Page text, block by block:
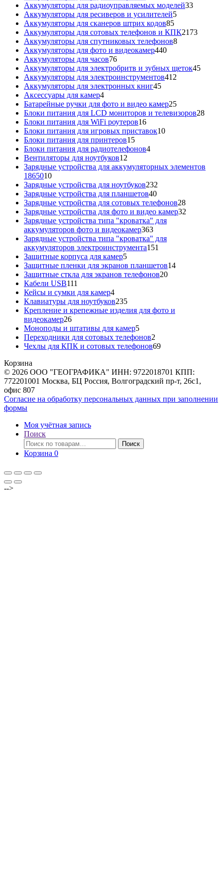
товара
Аккумуляторы для радиоуправляемых моделей3333
Аккумуляторы для ресиверов и усилителей55
Аккумуляторы для сканеров штрих кодов8585
товаров
Аккумуляторы для сотовых телефонов и КПК21732173
Аккумуляторы для спутниковых телефонов88
Аккумуляторы для фото и видеокамер440440
Аккумуляторы для часов7676
товаров
Аккумуляторы для электробритв и зубных щеток4545
Аккумуляторы для электроинструментов412
Аккумуляторы для электронных книг4545
Аксессуары для камер44
товара
Батарейные ручки для фото и видео камер2525
товаров
Блоки питания для LCD мониторов и телевизоров2828
Блоки питания для WiFi роутеров1616
товаров
Блоки питания для игровых приставок1010
Блоки питания для принтеров1515
товаров
Блоки питания для радиотелефонов44
Вентиляторы для ноутбуков12
товаров
Зарядные устройства для аккумуляторных элементов
186501010
товаров
Зарядные устройства для ноутбуков232
Зарядные устройства для планшетов4040
товаров
Зарядные устройства для сотовых телефонов2828
товаров
Зарядные устройства для фото и видео камер32
Зарядные устройства типа "кроватка" для
аккумуляторов фото и видеокамер363363
товара
Зарядные устройства типа "кроватка" для
аккумуляторов электроинструмента151
Защитные корпуса для камер55
товаров
Защитные пленки для экранов планшетов1414
Защитные сткла для экранов телефонов2020
Кабели USB111
товаров
Кейсы и сумки для камер44
товара
Клавиатуры для ноутбуков235235
товаров
Крепление и крепежные изделия для фото и
видеокамер2626
товаров
Моноподы и штативы для камер55
товаров
Переходники для сотовых телефонов2
товара
Чехлы для КПК и сотовых телефонов6969
Корзина
© 2026 ООО "ГЕОГРАФИКА" ИНН: 9722018701 КПП:
772201001 Москва, БЦ Россия, Волгоградский пр-т, 26с1,
офис 807
Согласие на обработку персональных данных при заполнении
формы
Моя учётная запись
Поиск
Искать:
Поиск
Корзина 0
-->